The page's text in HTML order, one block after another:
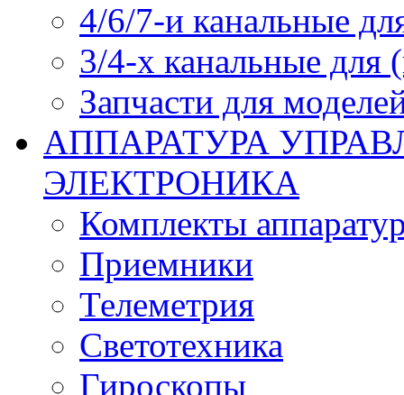
4/6/7-и канальные
3/4-х канальные
Запчасти для
АППАРАТУРА
ЭЛЕКТРОНИКА
Комплекты
Приемники
Телеметрия
Светотехника
Гироскопы